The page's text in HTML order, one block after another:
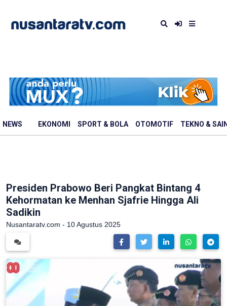
NEWS EKONOMI SPORT & BOLA OTOMOTIF TEKNO &
Presiden Prabowo Beri Pangkat Bintang 4
Kehormatan ke Menhan Sjafrie Hingga Ali
Sadikin
Nusantaratv.com - 10 Agustus 2025